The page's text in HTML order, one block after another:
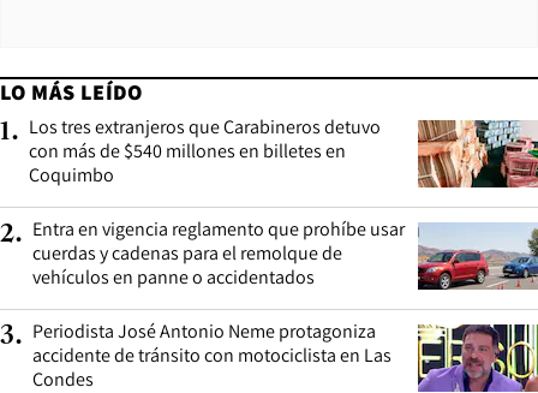
LO MÁS LEÍDO
1. Los tres extranjeros que Carabineros detuvo
con más de $540 millones en billetes en
Coquimbo
2. Entra en vigencia reglamento que prohíbe usar
cuerdas y cadenas para el remolque de
vehículos en panne o accidentados
3. Periodista José Antonio Neme protagoniza
accidente de tránsito con motociclista en Las
Condes